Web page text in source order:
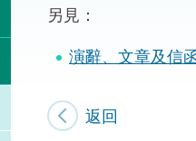
另見：
演辭、文章及信
返回